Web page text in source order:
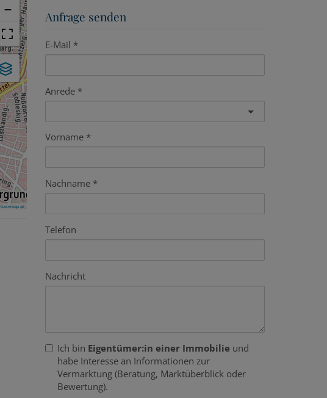
−
basemap.at
Anfrage senden
E-Mail
Anrede
Vorname
Nachname
Telefon
Nachricht
Ich bin Eigentümer:in einer Immobilie und
habe Interesse an Informationen zur
Vermarktung (Beratung, Marktüberblick oder
Bewertung).